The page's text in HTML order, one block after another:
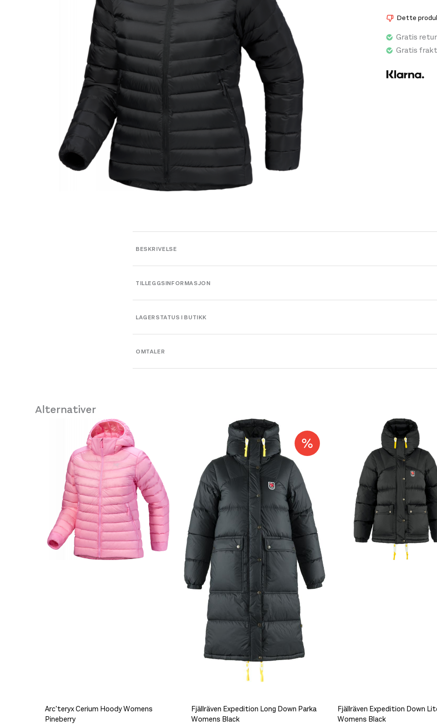
Y&Y Elastic Band 15 kg Green
199,-
som er mer
15D Arato™-
slitesterkt.
den
Dette
Gratis
Gratis
BESKRIVELSE
TILLEGGSINFORMASJON
Leverandør ArcTeryx
Størrelse
LAGERSTATUS I BUTIKK
Platou Bergen
OMTALER
Alternativer
Arc'teryx Cerium Hoody Womens
Pineberry
Fjällräven Expedition Long Down Parka
Womens Black
Fjällräven Expedition Down
Womens Black